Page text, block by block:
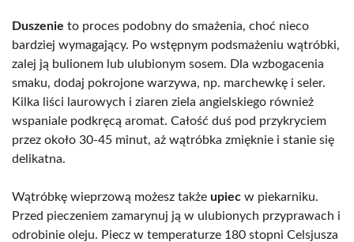
Duszenie to proces podobny do smażenia, choć nieco
bardziej wymagający. Po wstępnym podsmażeniu wątróbki,
zalej ją bulionem lub ulubionym sosem. Dla wzbogacenia
smaku, dodaj pokrojone warzywa, np. marchewkę i seler.
Kilka liści laurowych i ziaren ziela angielskiego również
wspaniale podkręcą aromat. Całość duś pod przykryciem
przez około 30-45 minut, aż wątróbka zmięknie i stanie się
delikatna.
Wątróbkę wieprzową możesz także upiec w piekarniku.
Przed pieczeniem zamarynuj ją w ulubionych przyprawach i
odrobinie oleju. Piecz w temperaturze 180 stopni Celsjusza